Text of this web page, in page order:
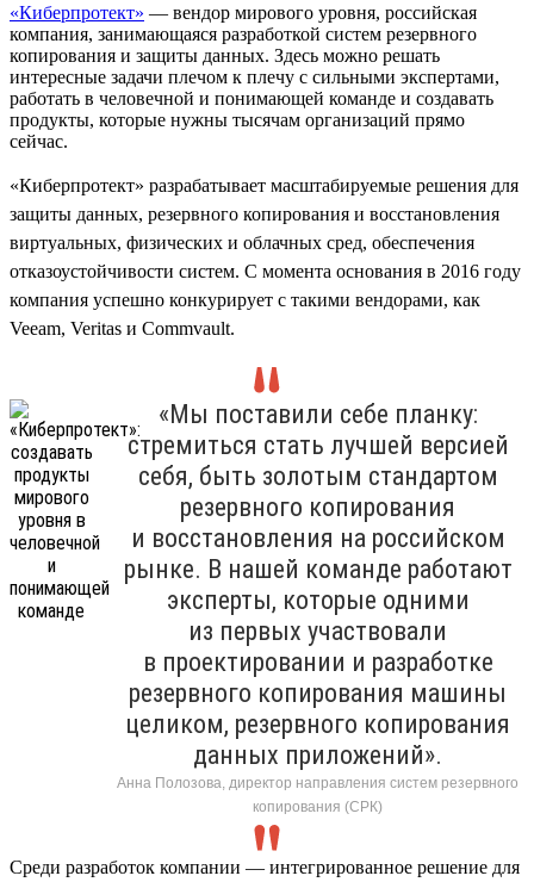
«Киберпротект» — вендор мирового уровня, российская
компания, занимающаяся разработкой систем резервного
копирования и защиты данных. Здесь можно решать
интересные задачи плечом к плечу с сильными экспертами,
работать в человечной и понимающей команде и создавать
продукты, которые нужны тысячам организаций прямо
сейчас.
«Киберпротект» разрабатывает масштабируемые решения для
защиты данных, резервного копирования и восстановления
виртуальных, физических и облачных сред, обеспечения
отказоустойчивости систем. С момента основания в 2016 году
компания успешно конкурирует с такими вендорами, как
Veeam, Veritas и Commvault.
«Мы поставили себе планку:
стремиться стать лучшей версией
себя, быть золотым стандартом
резервного копирования
и восстановления на российском
рынке. В нашей команде работают
эксперты, которые одними
из первых участвовали
в проектировании и разработке
резервного копирования машины
целиком, резервного копирования
данных приложений».
Анна Полозова, директор направления систем резервного
копирования (СРК)
Среди разработок компании — интегрированное решение для